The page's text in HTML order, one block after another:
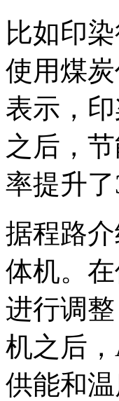
比如印
使用煤
表示，
之后，
率提升了
据程路
体机。
进行调
机之后
供能和